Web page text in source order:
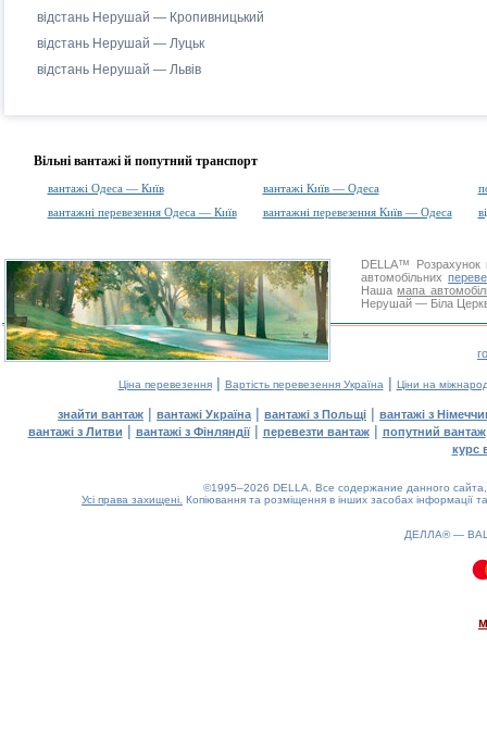
відстань Нерушай — Кропивницький
відстань Нерушай — Луцьк
відстань Нерушай — Львів
Вільні вантажі й попутний транспорт
вантажі Одеса — Київ вантажі Київ — Одеса
вантажні перевезення Одеса — Київ
вантажні перевезення Київ — Одеса
DELLA™
Розрахунок
автомобільних
Нашамапа
Нерушай — Біла
Ціна перевезення| Вартість перевезення Україна | Ціни на
знайти вантаж | вантажі Україна | вантажі з Польщі | вантажі з
вантажі з Литви | вантажі з Фінляндії| перевезти вантаж| попутний вантаж
курс
©1995–2026 DELLA. Все содержание данного
Усі права захищені. Копіювання та розміщення в інших засобах інформації
ДЕЛЛА® —